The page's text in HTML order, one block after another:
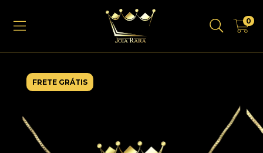
0
FRETE GRÁTIS